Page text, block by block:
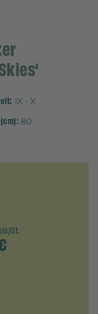
IX - X
80
St.